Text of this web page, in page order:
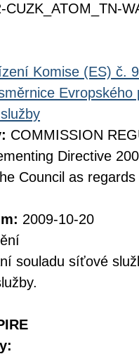
CUZK_ATOM_TN-
Komise (ES) č.
COMMISSION
Directive
Council as
2009-10-20
souladu síťové